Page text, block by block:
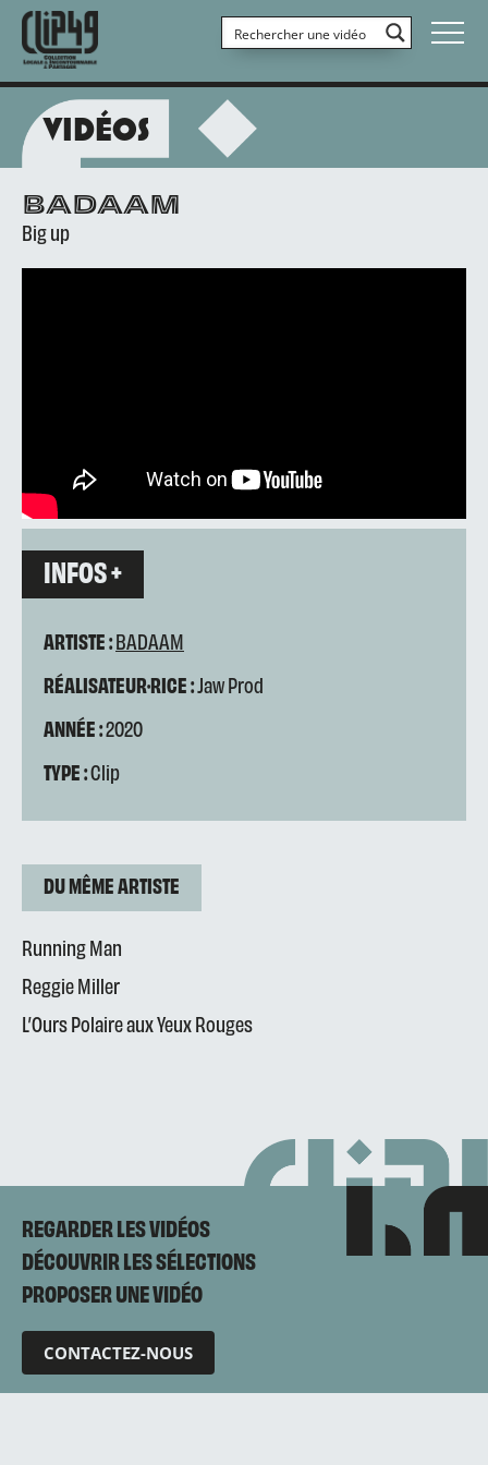
VIDÉOS
BADAAM
Big up
INFOS +
ARTISTE :BADAAM
RÉALISATEUR·RICE :Jaw Prod
ANNÉE :2020
TYPE :Clip
DU MÊME ARTISTE
Running Man
Reggie Miller
L’Ours Polaire aux Yeux Rouges
REGARDER LES VIDÉOS
DÉCOUVRIR LES SÉLECTIONS
PROPOSER UNE VIDÉO
CONTACTEZ-NOUS